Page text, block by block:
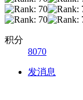
积分
8070
发消息